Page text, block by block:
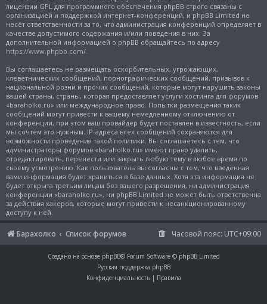
лицензии GPL для программного обеспечения phpBB строго связаны с
организацией и поддержкой интернет-конференций, и phpBB Limited не
несёт ответственности за то, что администрация конференций определяет в
качестве допустимого содержания и/или поведения в них. За
дополнительной информацией о phpBB обращайтесь по адресу
https://www.phpbb.com/.
Вы соглашаетесь не размещать оскорбительных, угрожающих,
клеветнических сообщений, порнографических сообщений, призывов к
национальной розни и прочих сообщений, которые могут нарушить законы
вашей страны, страны, которая предоставляет услуги хостинга для форумов
«baraholko.ru» или международное право. Попытки размещения таких
сообщений могут привести к вашему немедленному отключению от
конференции, при этом ваш провайдер будет поставлен в известность, если
мы сочтём это нужным. IP-адреса всех сообщений сохраняются для
возможности проведения такой политики. Вы соглашаетесь с тем, что
администраторы форумов «baraholko.ru» имеют право удалить,
отредактировать, перенести или закрыть любую тему в любое время по
своему усмотрению. Как пользователь вы согласны с тем, что введённая
вами информация будет храниться в базе данных. Хотя эта информация не
будет открыта третьим лицам без вашего разрешения, ни администрация
конференции «baraholko.ru», ни phpBB Limited не может быть ответственна
за действия хакеров, которые могут привести к несанкционированному
доступу к ней.
Барахолко Список форумов Часовой пояс: UTC+09:00
Создано на основе phpBB® Forum Software © phpBB Limited
Русская поддержка phpBB
Конфиденциальность| Правила